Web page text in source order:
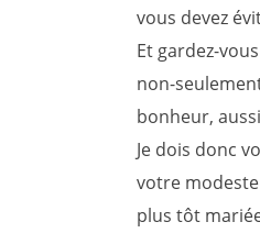
vous devez
Et gardez-
non-
bonheur,
Je dois donc
votre
plus tôt